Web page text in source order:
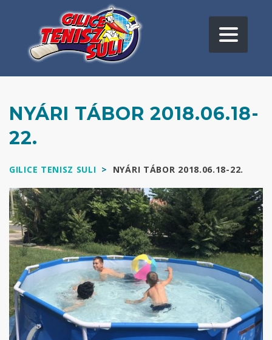
NYÁRI TÁBOR 2018.06.18-
22.
GILICE TENISZ SULI > NYÁRI TÁBOR 2018.06.18-22.